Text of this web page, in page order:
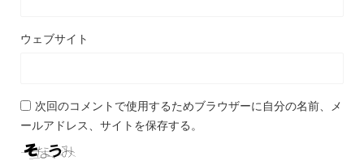
ウェブサイト
次回のコメントで使用するためブラウザーに自分の名前、メ
ールアドレス、サイトを保存する。